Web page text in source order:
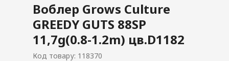
Воблер Grows Culture
GREEDY GUTS 88SP
11,7g(0.8-1.2m) цв.D1182
Код товару: 118370